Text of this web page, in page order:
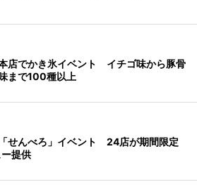
店でかき氷イベント イチゴ味から豚骨
まで100種以上
せんべろ」イベント 24店が期間限定
提供